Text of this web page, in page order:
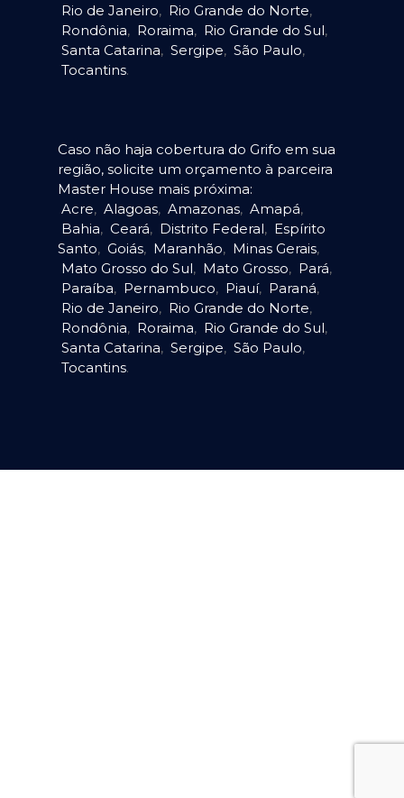
Rio de Janeiro, Rio Grande do Norte,
Rondônia, Roraima, Rio Grande do Sul,
Santa Catarina, Sergipe, São Paulo,
Tocantins.
Caso não haja cobertura do Grifo em sua
região, solicite um orçamento à parceira
Master House mais próxima:
Acre, Alagoas, Amazonas, Amapá,
Bahia, Ceará, Distrito Federal, Espírito
Santo, Goiás, Maranhão, Minas Gerais,
Mato Grosso do Sul, Mato Grosso, Pará,
Paraíba, Pernambuco, Piauí, Paraná,
Rio de Janeiro, Rio Grande do Norte,
Rondônia, Roraima, Rio Grande do Sul,
Santa Catarina, Sergipe, São Paulo,
Tocantins.